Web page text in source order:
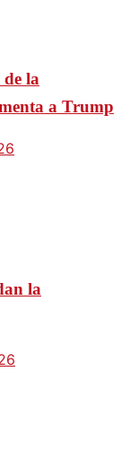
la
a Trump
la